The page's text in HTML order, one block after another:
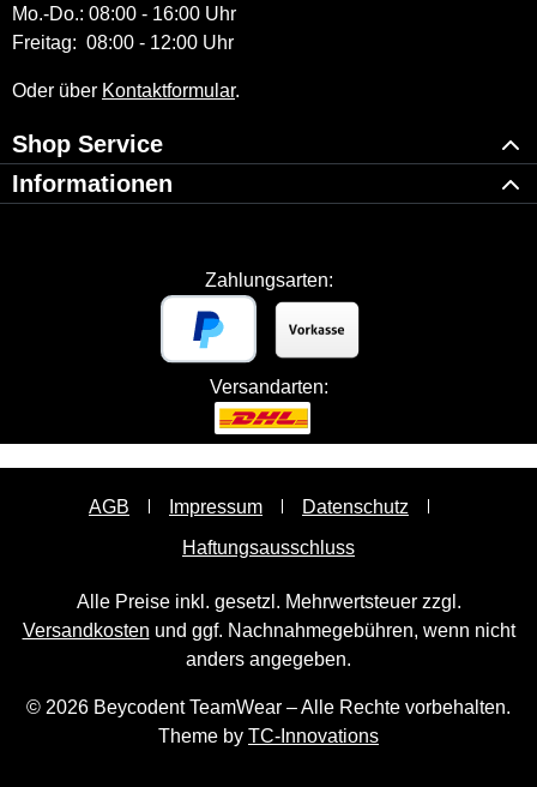
Mo.-Do.: 08:00 - 16:00 Uhr
Freitag: 08:00 - 12:00 Uhr
Oder über Kontaktformular.
Shop Service
Informationen
Zahlungsarten:
Versandarten:
AGB Impressum
Datenschutz
Haftungsausschluss
Alle Preise inkl. gesetzl. Mehrwertsteuer zzgl.
Versandkosten und ggf. Nachnahmegebühren, wenn nicht
anders angegeben.
© 2026 Beycodent TeamWear – Alle Rechte vorbehalten.
Theme by TC-Innovations